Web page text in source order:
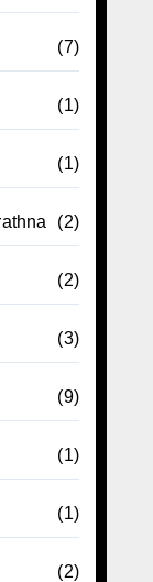
(7)
(1)
(1)
(2)
(2)
(3)
(9)
(1)
(1)
(2)